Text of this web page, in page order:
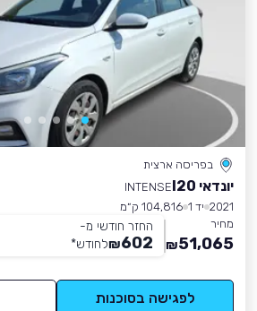
בפריסה ארצית
יונדאי I20
INTENSE
2021 יד 1
104,816 ק״מ
מחיר
51,065
₪
החזר חודשי מ-
602
₪לחודש*
לפגישה בסוכנות